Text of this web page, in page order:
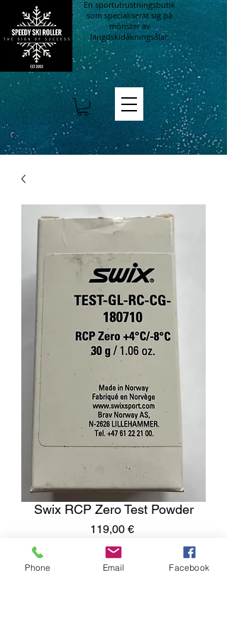
En sportutrustningsbutik
som specialiserat sig på
mönster av
längdskidåkningsålar.
Swix RCP Zero Test Powder
119,00 €Pris
Antal
Phone Email Facebook